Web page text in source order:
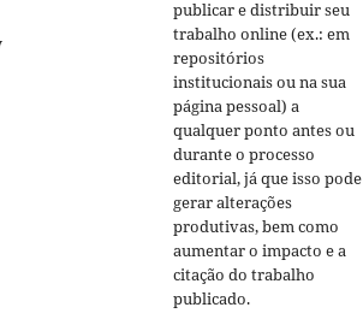
publicar e distribuir seu
trabalho online (ex.: em
repositórios
institucionais ou na sua
página pessoal) a
qualquer ponto antes ou
durante o processo
editorial, já que isso pode
gerar alterações
produtivas, bem como
aumentar o impacto e a
citação do trabalho
publicado.